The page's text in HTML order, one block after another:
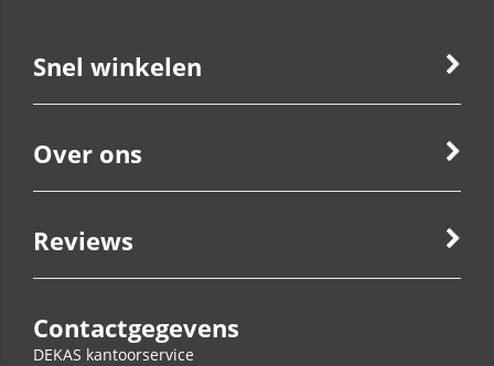
Snel winkelen
Over ons
Reviews
Contactgegevens
DEKAS kantoorservice